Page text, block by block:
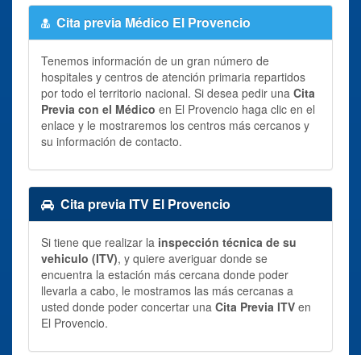
Cita previa Médico El Provencio
Tenemos información de un gran número de
hospitales y centros de atención primaria repartidos
por todo el territorio nacional. Si desea pedir una Cita
Previa con el Médico en El Provencio haga clic en el
enlace y le mostraremos los centros más cercanos y
su información de contacto.
Cita previa ITV El Provencio
Si tiene que realizar la inspección técnica de su
vehiculo (ITV), y quiere averiguar donde se
encuentra la estación más cercana donde poder
llevarla a cabo, le mostramos las más cercanas a
usted donde poder concertar una Cita Previa ITV en
El Provencio.